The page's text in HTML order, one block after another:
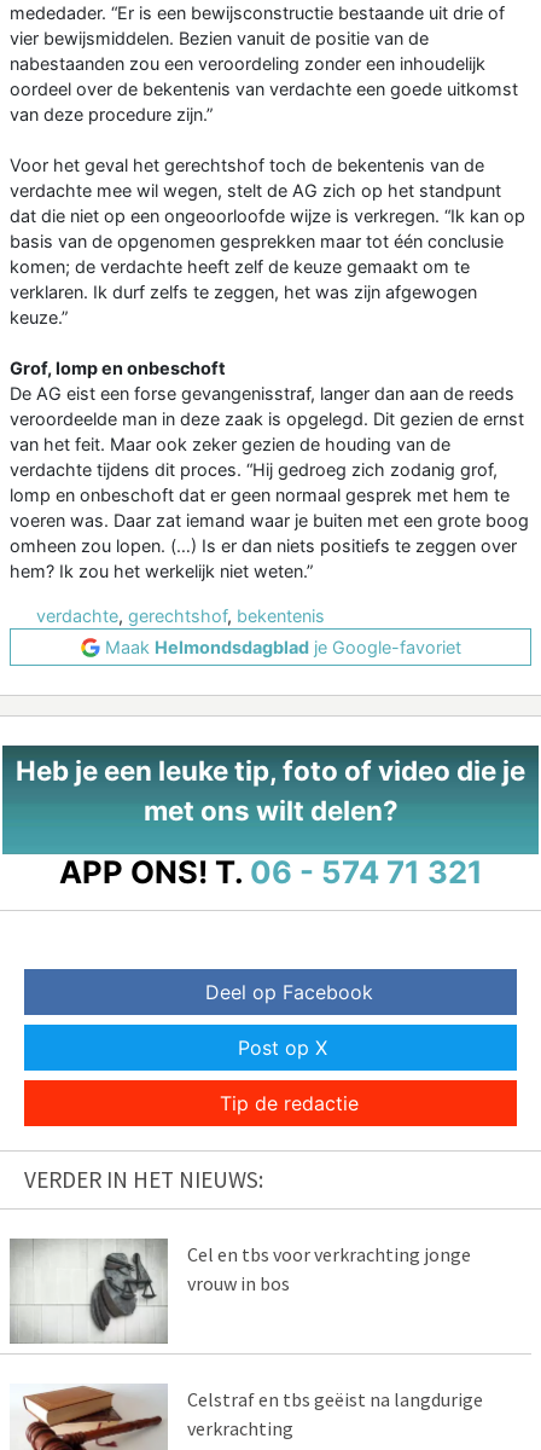
mededader. “Er is een bewijsconstructie bestaande uit drie of
vier bewijsmiddelen. Bezien vanuit de positie van de
nabestaanden zou een veroordeling zonder een inhoudelijk
oordeel over de bekentenis van verdachte een goede uitkomst
van deze procedure zijn.”
Voor het geval het gerechtshof toch de bekentenis van de
verdachte mee wil wegen, stelt de AG zich op het standpunt
dat die niet op een ongeoorloofde wijze is verkregen. “Ik kan op
basis van de opgenomen gesprekken maar tot één conclusie
komen; de verdachte heeft zelf de keuze gemaakt om te
verklaren. Ik durf zelfs te zeggen, het was zijn afgewogen
keuze.”
Grof, lomp en onbeschoft
De AG eist een forse gevangenisstraf, langer dan aan de reeds
veroordeelde man in deze zaak is opgelegd. Dit gezien de ernst
van het feit. Maar ook zeker gezien de houding van de
verdachte tijdens dit proces. “Hij gedroeg zich zodanig grof,
lomp en onbeschoft dat er geen normaal gesprek met hem te
voeren was. Daar zat iemand waar je buiten met een grote boog
omheen zou lopen. (…) Is er dan niets positiefs te zeggen over
hem? Ik zou het werkelijk niet weten.”
verdachte, gerechtshof, bekentenis
Maak Helmondsdagbladje Google-favoriet
Heb je een leuke tip, foto of video die je
met ons wilt delen?
APP ONS! T. 06 - 574 71 321
Deel op Facebook
Post op X
Tip de redactie
VERDER IN HET NIEUWS:
Cel en tbs voor verkrachting jonge
vrouw in bos
Celstraf en tbs geëist na langdurige
verkrachting